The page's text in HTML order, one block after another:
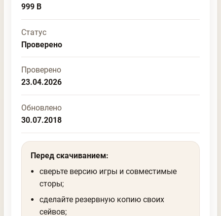
999 B
Статус
Проверено
Проверено
23.04.2026
Обновлено
30.07.2018
Перед скачиванием:
сверьте версию игры и совместимые
сторы;
сделайте резервную копию своих
сейвов;